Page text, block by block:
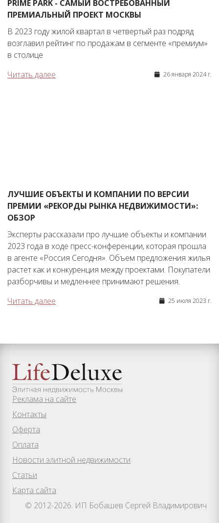
PRIME PARK - САМЫЙ ВОСТРЕБОВАННЫЙ
ПРЕМИАЛЬНЫЙ ПРОЕКТ МОСКВЫ
В 2023 году жилой квартал в четвертый раз подряд
возглавил рейтинг по продажам в сегменте «премиум»
в столице
Читать далее
26 января 2024 г.
ЛУЧШИЕ ОБЪЕКТЫ И КОМПАНИИ ПО ВЕРСИИ
ПРЕМИИ «РЕКОРДЫ РЫНКА НЕДВИЖИМОСТИ»:
ОБЗОР
Эксперты рассказали про лучшие объекты и компании
2023 года в ходе пресс-конференции, которая прошла
в агенте «Россия Сегодня». Объем предложения жилья
растет как и конкуренция между проектами. Покупатели
разборчивы и медленнее принимают решения.
Читать далее
25 июля 2023 г.
Реклама на сайте
Контакты
Оферта
Оплата
Новости элитной недвижимости
Статьи
Карта сайта
© 2012-2026. ИП Бобашев Сергей Владимирович